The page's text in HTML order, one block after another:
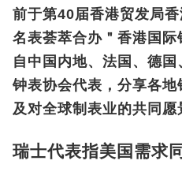
前于第40届香港贸发局
名表荟萃合办＂香港国
自中国内地、法国、德
钟表协会代表，分享各
及对全球制表业的共同愿
瑞士代表指美国需求